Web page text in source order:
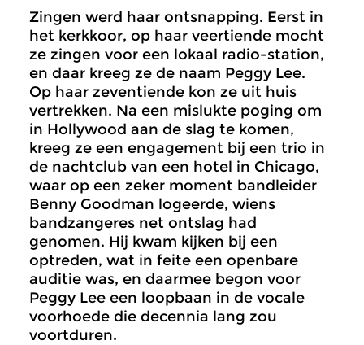
Zingen werd haar ontsnapping. Eerst in
het kerkkoor, op haar veertiende mocht
ze zingen voor een lokaal radio-station,
en daar kreeg ze de naam Peggy Lee.
Op haar zeventiende kon ze uit huis
vertrekken. Na een mislukte poging om
in Hollywood aan de slag te komen,
kreeg ze een engagement bij een trio in
de nachtclub van een hotel in Chicago,
waar op een zeker moment bandleider
Benny Goodman logeerde, wiens
bandzangeres net ontslag had
genomen. Hij kwam kijken bij een
optreden, wat in feite een openbare
auditie was, en daarmee begon voor
Peggy Lee een loopbaan in de vocale
voorhoede die decennia lang zou
voortduren.